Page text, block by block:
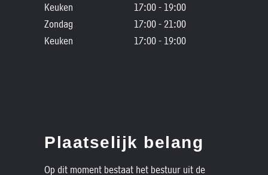
Keuken
17:00 - 19:00
Zondag
17:00 - 21:00
Keuken
17:00 - 19:00
Plaatselijk belang
Op dit moment bestaat het bestuur uit de